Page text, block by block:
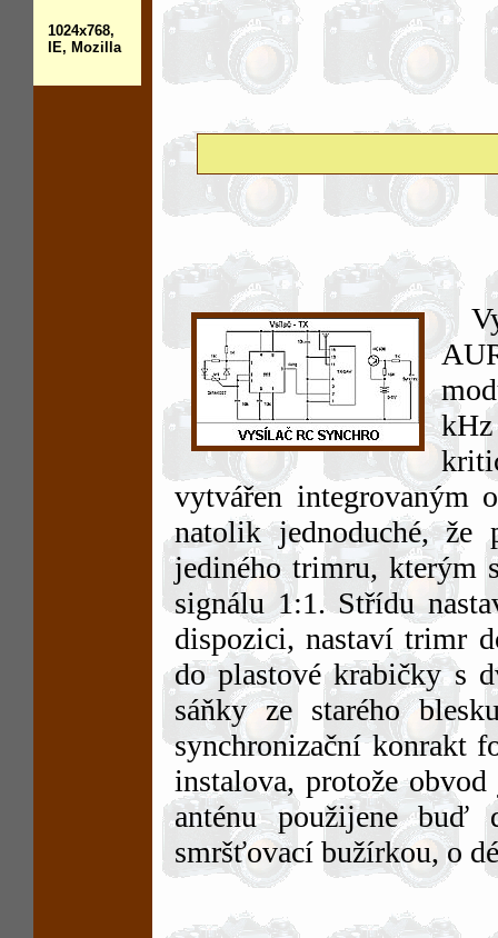
1024x768,
IE, Mozilla
kHz
vytvářen integrovaným
natolik jednoduché, že
jediného trimru, kterým
signálu 1:1. Střídu
dispozici, nastaví trimr
do plastové krabičky s
sáňky ze starého
synchronizační konrakt
instalova, protože
anténu použijene buď
smršťovací bužírkou, o